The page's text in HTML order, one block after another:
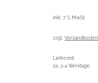
inkl. 7 % MwSt.
zzgl.Versandkosten
Lieferzeit:
ca. 3-4 Werktage